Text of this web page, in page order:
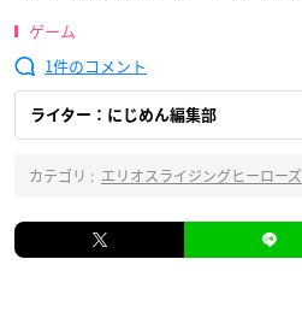
ゲーム
1
ライター：にじめん編集部
カテゴリ : エリオスライジングヒーローズ